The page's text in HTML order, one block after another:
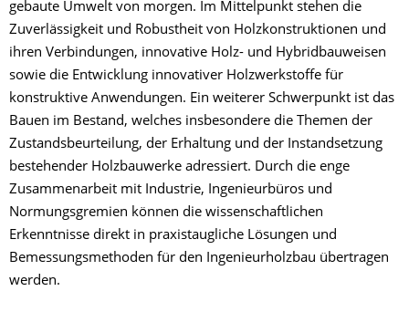
gebaute Umwelt von morgen. Im Mittelpunkt stehen die
Zuverlässigkeit und Robustheit von Holzkonstruktionen und
ihren Verbindungen, innovative Holz- und Hybridbauweisen
sowie die Entwicklung innovativer Holzwerkstoffe für
konstruktive Anwendungen. Ein weiterer Schwerpunkt ist das
Bauen im Bestand, welches insbesondere die Themen der
Zustandsbeurteilung, der Erhaltung und der Instandsetzung
bestehender Holzbauwerke adressiert. Durch die enge
Zusammenarbeit mit Industrie, Ingenieurbüros und
Normungsgremien können die wissenschaftlichen
Erkenntnisse direkt in praxistaugliche Lösungen und
Bemessungsmethoden für den Ingenieurholzbau übertragen
werden.